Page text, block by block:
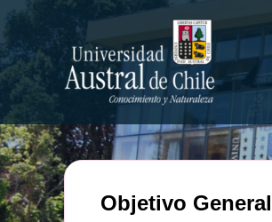
al
contenido
Objetivo General